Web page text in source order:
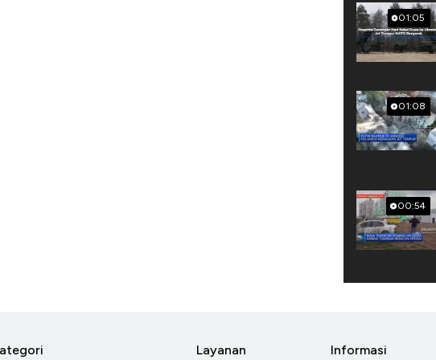
01:05
01:08
00:54
Layanan Informasi